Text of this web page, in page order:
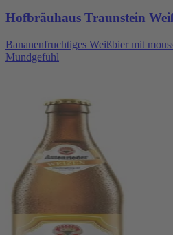
Hofbräuhaus Traunstein
Bananenfruchtiges Weißbier mit
Mundgefühl